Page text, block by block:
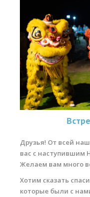
Друзья! От всей
вас с наступившим
Желаем вам много
Хотим сказать
которые были с